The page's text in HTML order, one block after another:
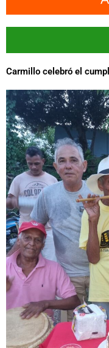
Carmillo celebró el